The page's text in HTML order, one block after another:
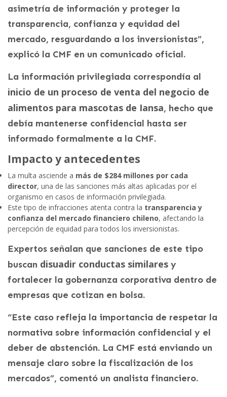
asimetría de información y proteger la
transparencia, confianza y equidad del
mercado, resguardando a los inversionistas”,
explicó la CMF en un comunicado oficial.
La información privilegiada correspondía al
inicio de un proceso de venta del negocio de
alimentos para mascotas de Iansa, hecho que
debía mantenerse confidencial hasta ser
informado formalmente a la CMF.
Impacto y antecedentes
La multa asciende a más de $284 millones por cada
director, una de las sanciones más altas aplicadas por el
organismo en casos de información privilegiada.
Este tipo de infracciones atenta contra la transparencia y
confianza del mercado financiero chileno, afectando la
percepción de equidad para todos los inversionistas.
Expertos señalan que sanciones de este tipo
buscan disuadir conductas similares y
fortalecer la gobernanza corporativa dentro de
empresas que cotizan en bolsa.
“Este caso refleja la importancia de respetar la
normativa sobre información confidencial y el
deber de abstención. La CMF está enviando un
mensaje claro sobre la fiscalización de los
mercados”, comentó un analista financiero.